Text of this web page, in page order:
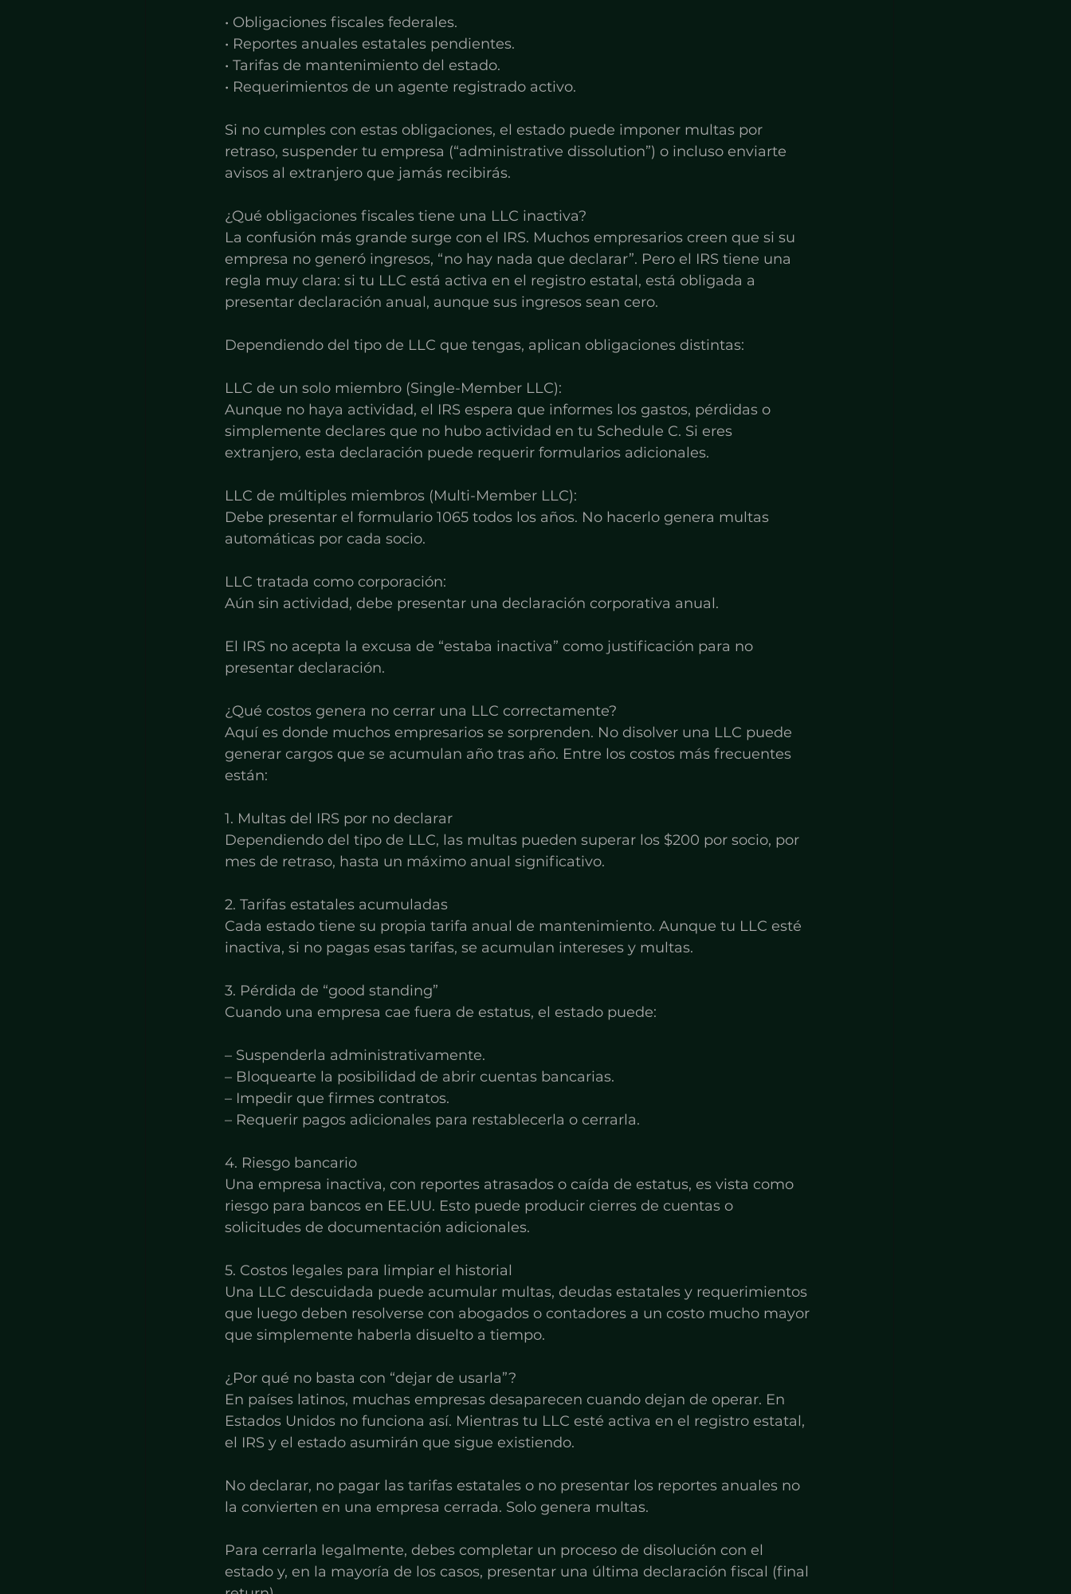
• Obligaciones fiscales federales.
• Reportes anuales estatales pendientes.
• Tarifas de mantenimiento del estado.
• Requerimientos de un agente registrado activo.
Si no cumples con estas obligaciones, el estado puede imponer multas por
retraso, suspender tu empresa (“administrative dissolution”) o incluso enviarte
avisos al extranjero que jamás recibirás.
¿Qué obligaciones fiscales tiene una LLC inactiva?
La confusión más grande surge con el IRS. Muchos empresarios creen que si su
empresa no generó ingresos, “no hay nada que declarar”. Pero el IRS tiene una
regla muy clara: si tu LLC está activa en el registro estatal, está obligada a
presentar declaración anual, aunque sus ingresos sean cero.
Dependiendo del tipo de LLC que tengas, aplican obligaciones distintas:
LLC de un solo miembro (Single-Member LLC):
Aunque no haya actividad, el IRS espera que informes los gastos, pérdidas o
simplemente declares que no hubo actividad en tu Schedule C. Si eres
extranjero, esta declaración puede requerir formularios adicionales.
LLC de múltiples miembros (Multi-Member LLC):
Debe presentar el formulario 1065 todos los años. No hacerlo genera multas
automáticas por cada socio.
LLC tratada como corporación:
Aún sin actividad, debe presentar una declaración corporativa anual.
El IRS no acepta la excusa de “estaba inactiva” como justificación para no
presentar declaración.
¿Qué costos genera no cerrar una LLC correctamente?
Aquí es donde muchos empresarios se sorprenden. No disolver una LLC puede
generar cargos que se acumulan año tras año. Entre los costos más frecuentes
están:
1. Multas del IRS por no declarar
Dependiendo del tipo de LLC, las multas pueden superar los $200 por socio, por
mes de retraso, hasta un máximo anual significativo.
2. Tarifas estatales acumuladas
Cada estado tiene su propia tarifa anual de mantenimiento. Aunque tu LLC esté
inactiva, si no pagas esas tarifas, se acumulan intereses y multas.
3. Pérdida de “good standing”
Cuando una empresa cae fuera de estatus, el estado puede:
– Suspenderla administrativamente.
– Bloquearte la posibilidad de abrir cuentas bancarias.
– Impedir que firmes contratos.
– Requerir pagos adicionales para restablecerla o cerrarla.
4. Riesgo bancario
Una empresa inactiva, con reportes atrasados o caída de estatus, es vista como
riesgo para bancos en EE.UU. Esto puede producir cierres de cuentas o
solicitudes de documentación adicionales.
5. Costos legales para limpiar el historial
Una LLC descuidada puede acumular multas, deudas estatales y requerimientos
que luego deben resolverse con abogados o contadores a un costo mucho mayor
que simplemente haberla disuelto a tiempo.
¿Por qué no basta con “dejar de usarla”?
En países latinos, muchas empresas desaparecen cuando dejan de operar. En
Estados Unidos no funciona así. Mientras tu LLC esté activa en el registro estatal,
el IRS y el estado asumirán que sigue existiendo.
No declarar, no pagar las tarifas estatales o no presentar los reportes anuales no
la convierten en una empresa cerrada. Solo genera multas.
Para cerrarla legalmente, debes completar un proceso de disolución con el
estado y, en la mayoría de los casos, presentar una última declaración fiscal (final